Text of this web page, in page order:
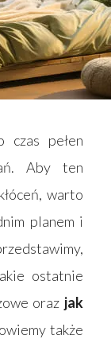
pełen
Aby ten
warto
planem i
ostatnie
oraz jak
także